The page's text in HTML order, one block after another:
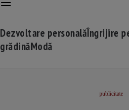
Dezvoltare personalăÎngrijire
grădinăModă